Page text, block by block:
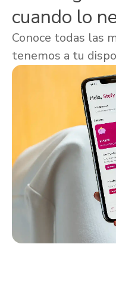
cuando lo
Conoce todas las
tenemos a tu